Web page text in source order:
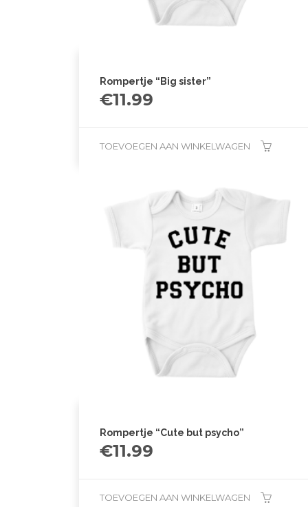
Rompertje “Big sister”
€11.99
TOEVOEGEN AAN WINKELWAGEN
Rompertje “Cute but psycho”
€11.99
TOEVOEGEN AAN WINKELWAGEN